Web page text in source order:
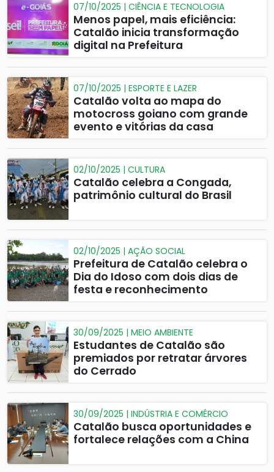
07/10/2025 | CIÊNCIA E TECNOLOGIA
Menos papel, mais eficiência:
Catalão inicia transformação
digital na Prefeitura
07/10/2025 | ESPORTE E LAZER
Catalão volta ao mapa do
motocross goiano com grande
evento e vitórias da casa
02/10/2025 | CULTURA
Catalão celebra a Congada,
patrimônio cultural do Brasil
02/10/2025 | AÇÃO SOCIAL
Prefeitura de Catalão celebra o
Dia do Idoso com dois dias de
festa e reconhecimento
30/09/2025 | MEIO AMBIENTE
Estudantes de Catalão são
premiados por retratar árvores
do Cerrado
30/09/2025 | INDÚSTRIA E COMÉRCIO
Catalão busca oportunidades e
fortalece relações com a China